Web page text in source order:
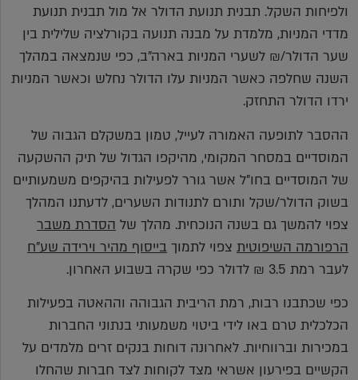
ולפיחות השקל. תבנית תנועת הדולר אל מול תבנית תנועת
מדדי המניות, מלמדת על מבנה תנועה בקורלציה שלילית בין
שער הדולר/₪ לשערי המניות בארה"ב, כפי שנמצאה במהלך
השנה שחלפה כאשר המניות עלו הדולר נחלש וכאשר המניות
ירדו הדולר התחזק.
ההסבר לתופעה האמורה לעייל, טמון במשקלם הגבוה של
המוסדיים במסחר המקומי, מהיקפו הגדול של תיק ההשקעה
של המוסדיים בחו"ל אשר גורר לפעילות בהיקפים משמעותיים
בשוק הדולר/שקל ותורם לתנודות השערים, לדעתנו המהלך
צפוי להמשך גם בשנה הנוכחית. מהלך של הסדרת משבר
הרפורמה השיפוטית צפוי לתמוך בייסוף מהיר וירידה שע"ח
לעבר רמת 3.5 ₪ לדולר כפי שקרה בשבוע האחרון.
כפי שכתבנו רבות, רמת הריבית הגבוהה וההאטה בפעילות
הכלכלית טרם באו לידי ביטוי משמעותי בנתוני החברות
במכירות וברווחיות. לאחרונה דוחות בנקים זרים מלמדים על
הקשיים בפירעון אשראי מצד לקוחות לצד חברות שהחלו